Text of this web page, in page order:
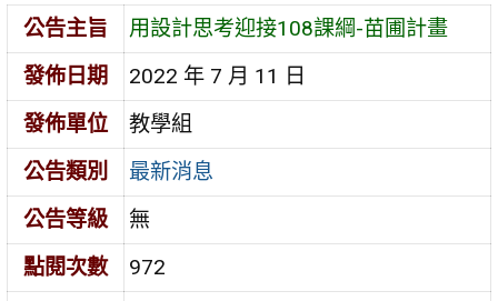
公告主旨
用設計思考迎接108課綱-苗圃計畫
發佈日期
2022 年 7 月 11 日
發佈單位
教學組
公告類別
最新消息
公告等級
無
點閱次數
972